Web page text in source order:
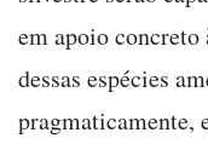
em apoio concreto
dessas espécies
pragmaticamente,